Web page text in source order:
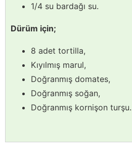
1/4 su bardağı su.
Dürüm için;
8 adet tortilla,
Kıyılmış marul,
Doğranmış domates,
Doğranmış soğan,
Doğranmış kornişon turşu.